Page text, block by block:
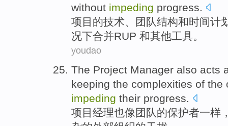
without impeding progress.
项目 的技术、 团队结构和时间计
况下合并RUP 和其他工具。
youdao
The Project Manager also acts
keeping the complexities of the
impeding their progress.
项目经理也像 团队的保护者一样